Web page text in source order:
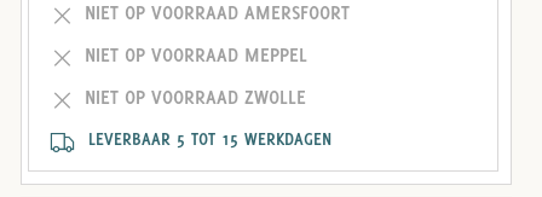
NIET OP VOORRAAD AMERSFOORT
NIET OP VOORRAAD MEPPEL
NIET OP VOORRAAD ZWOLLE
LEVERBAAR 5 TOT 15 WERKDAGEN